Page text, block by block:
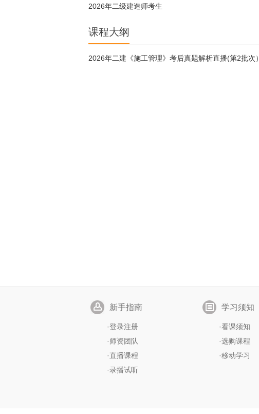
2026年二级建造师考生
课程大纲
2026年二建《施工管理》考后真题解析直播(第2批次）
新手指南
·登录注册
·师资团队
·直播课程
·录播试听
学习须知
·看课须知
·选购课程
·移动学习